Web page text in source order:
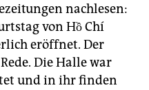
nachlesen:
von Hồ Chí
eröffnet. Der
Die Halle war
und in ihr finden